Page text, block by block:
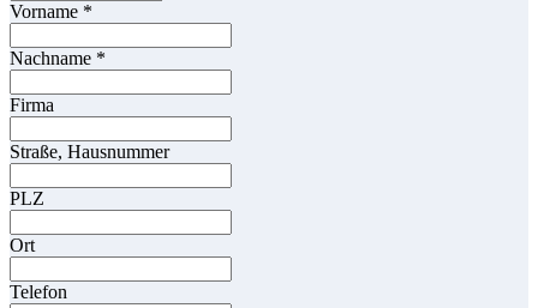
Vorname *
Nachname *
Firma
Straße, Hausnummer
PLZ
Ort
Telefon